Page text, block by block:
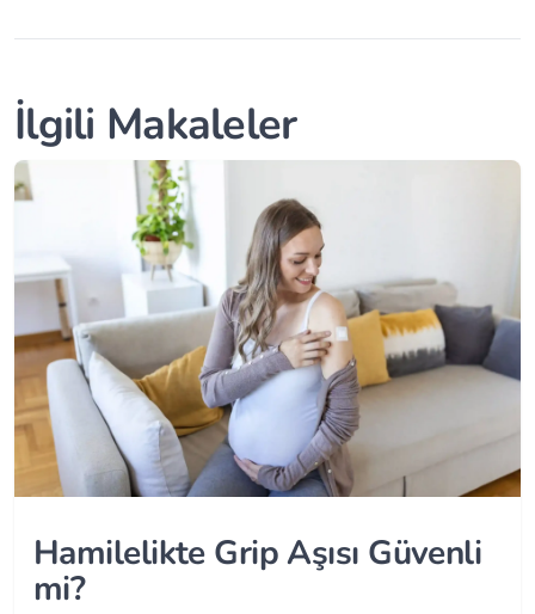
İlgili Makaleler
Hamilelikte Grip Aşısı Güvenli
mi?